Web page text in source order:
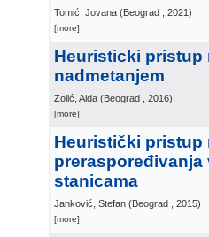
Tomić, Jovana (Beograd , 2021)
[more]
Heuristicki pristup
nadmetanjem
Zolić, Aida (Beograd , 2016)
[more]
Heuristički pristup
stanicama
Janković, Stefan (Beograd , 2015)
[more]